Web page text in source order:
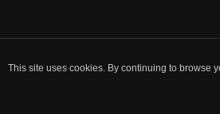
This site uses cookies. By continuing to browse